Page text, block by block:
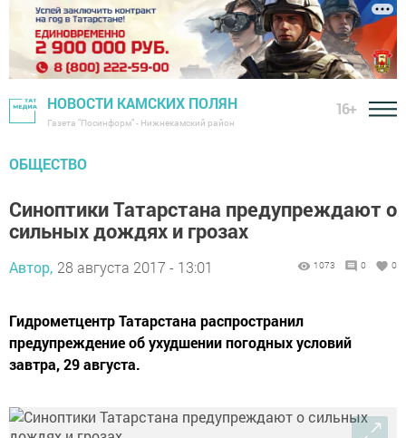
НОВОСТИ КАМСКИХ ПОЛЯН
Газета "Посинформ" - Нижнекамский район
16+
ОБЩЕСТВО
Синоптики Татарстана предупреждают о
сильных дождях и грозах
Автор, 28 августа 2017 - 13:01 1073 0 0
Гидрометцентр Татарстана распространил
предупреждение об ухудшении погодных условий
завтра, 29 августа.